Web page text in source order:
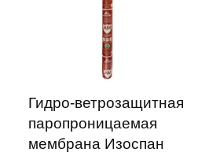
Гидро-ветрозащитная
паропроницаемая
мембрана Изоспан